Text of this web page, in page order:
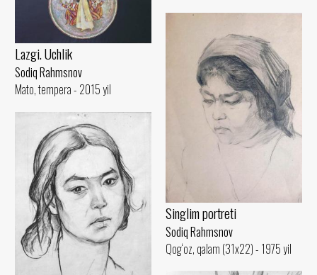
Lazgi. Uchlik
Sodiq Rahmsnov
Mato, tempera - 2015 yil
Singlim portreti
Sodiq Rahmsnov
Qog‘oz, qalam (31x22) - 1975 yil